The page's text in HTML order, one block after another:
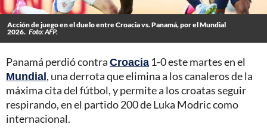
Acción de juego en el duelo entre Croacia vs. Panamá, por el Mundial
2026. Foto: AFP.
Panamá perdió contraCroacia 1-0 este martes en el
Mundial, una derrota que elimina a los canaleros de la
máxima cita del fútbol, y permite a los croatas seguir
respirando, en el partido 200 de Luka Modric como
internacional.